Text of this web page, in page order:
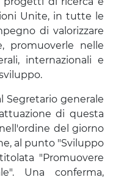
Unite, in tutte le
di valorizzare
promuoverle nelle
internazionali e
Segretario generale
di questa
del giorno
al punto "Sviluppo
"Promuovere
Una conferma,